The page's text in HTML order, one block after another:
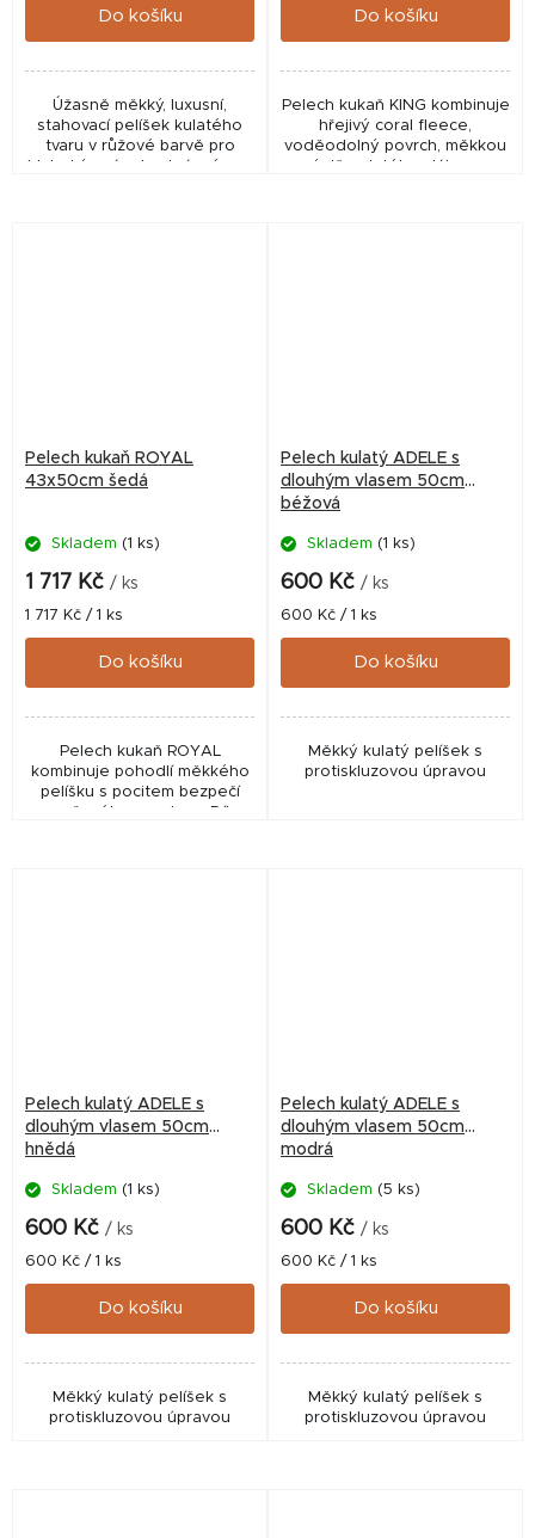
Do košíku
Úžasně měkký, luxusní,
stahovací pelíšek kulatého
tvaru v růžové barvě pro
hluboký spánek a krásné sny
Do košíku
Pelech kukaň KING kombinuje
hřejivý coral fleece,
voděodolný povrch, měkkou
výplň z dutého vlákna a
Pelech kukaň ROYAL
43x50cm šedá
Skladem (1 ks)
1 717 Kč / ks
Měrná
cena:
1 717 Kč / 1 ks
Do košíku
Pelech kukaň ROYAL
kombinuje pohodlí měkkého
pelíšku s pocitem bezpečí
uzavřeného prostoru. Díky
Pelech kulatý ADELE s
dlouhým vlasem 50cm
béžová
Skladem (1 ks)
600 Kč / ks
Měrná
cena:
600 Kč / 1 ks
Do košíku
Měkký kulatý pelíšek s
protiskluzovou úpravou
Pelech kulatý ADELE s
dlouhým vlasem 50cm
hnědá
Skladem (1 ks)
600 Kč / ks
Měrná
cena:
600 Kč / 1 ks
Do košíku
Měkký kulatý pelíšek s
protiskluzovou úpravou
Pelech kulatý ADELE s
dlouhým vlasem 50cm
modrá
Skladem (5 ks)
600 Kč / ks
Měrná
cena:
600 Kč / 1 ks
Do košíku
Měkký kulatý pelíšek s
protiskluzovou úpravou